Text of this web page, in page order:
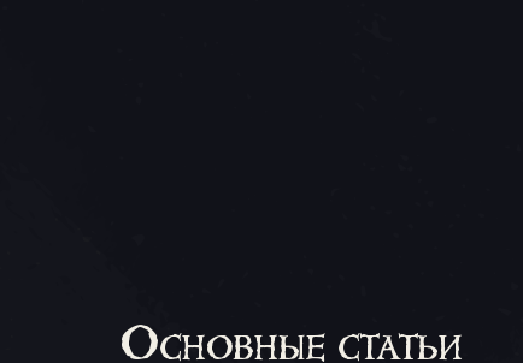
Основные статьи